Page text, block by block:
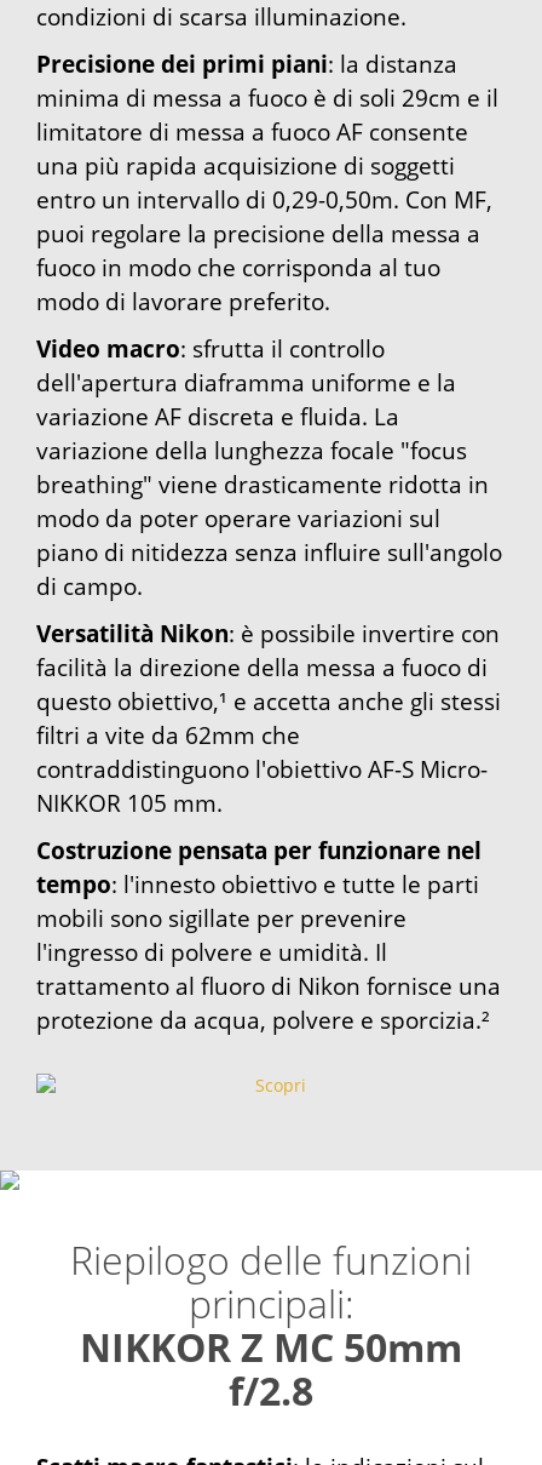
condizioni di scarsa illuminazione.
Precisione dei primi piani: la distanza
minima di messa a fuoco è di soli 29cm e il
limitatore di messa a fuoco AF consente
una più rapida acquisizione di soggetti
entro un intervallo di 0,29-0,50m. Con MF,
puoi regolare la precisione della messa a
fuoco in modo che corrisponda al tuo
modo di lavorare preferito.
Video macro: sfrutta il controllo
dell'apertura diaframma uniforme e la
variazione AF discreta e fluida. La
variazione della lunghezza focale "focus
breathing" viene drasticamente ridotta in
modo da poter operare variazioni sul
piano di nitidezza senza influire sull'angolo
di campo.
Versatilità Nikon: è possibile invertire con
facilità la direzione della messa a fuoco di
questo obiettivo,¹ e accetta anche gli stessi
filtri a vite da 62mm che
contraddistinguono l'obiettivo AF-S Micro-
NIKKOR 105 mm.
Costruzione pensata per funzionare nel
tempo: l'innesto obiettivo e tutte le parti
mobili sono sigillate per prevenire
l'ingresso di polvere e umidità. Il
trattamento al fluoro di Nikon fornisce una
protezione da acqua, polvere e sporcizia.²
Riepilogo delle funzioni
principali:
NIKKOR Z MC 50mm
f/2.8